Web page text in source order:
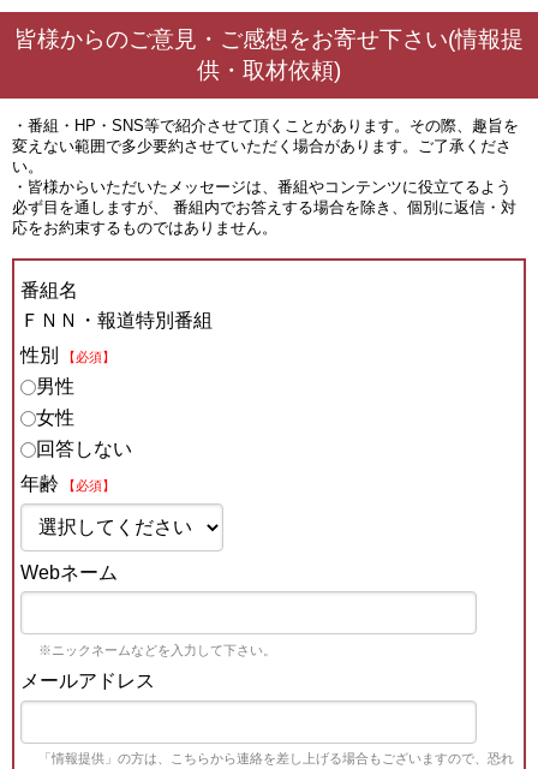
皆様からのご意見・ご感想をお寄せ下さい(情報提
供・取材依頼)
・番組・HP・SNS等で紹介させて頂くことがあります。その際、趣旨を
変えない範囲で多少要約させていただく場合があります。ご了承くださ
い。
・皆様からいただいたメッセージは、番組やコンテンツに役立てるよう
必ず目を通しますが、 番組内でお答えする場合を除き、個別に返信・対
応をお約束するものではありません。
番組名
ＦＮＮ・報道特別番組
性別
【必須】
男性
女性
回答しない
年齢
【必須】
Webネーム
※ニックネームなどを入力して下さい。
メールアドレス
「情報提供」の方は、こちらから連絡を差し上げる場合もございますので、恐れ